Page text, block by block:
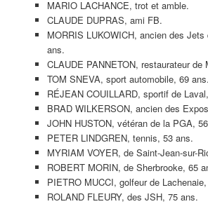
MARIO LACHANCE, trot et amble.
CLAUDE DUPRAS, ami FB.
MORRIS LUKOWICH, ancien des Jets
ans.
CLAUDE PANNETON, restaurateur de
TOM SNEVA, sport automobile, 69 ans.
RÉJEAN COUILLARD, sportif de
BRAD WILKERSON, ancien des
JOHN HUSTON, vétéran de la PGA,
PETER LINDGREN, tennis, 53 ans.
MYRIAM VOYER, de Saint-Jean-sur-
ROBERT MORIN, de Sherbrooke, 65
PIETRO MUCCI, golfeur de
ROLAND FLEURY, des JSH, 75 ans.